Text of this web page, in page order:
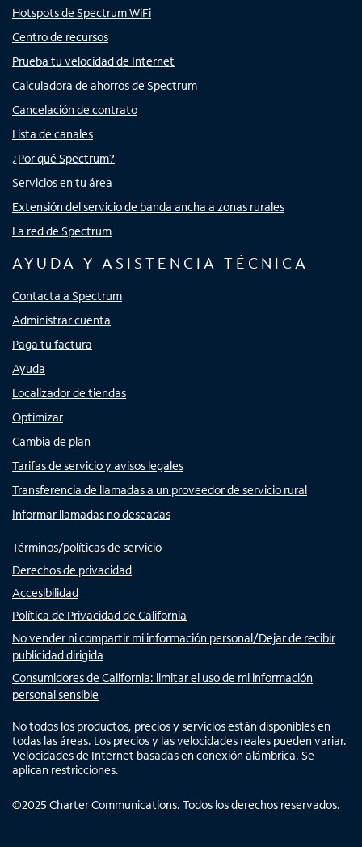
Hotspots de Spectrum WiFi
Centro de recursos
Prueba tu velocidad de Internet
Calculadora de ahorros de Spectrum
Cancelación de contrato
Lista de canales
¿Por qué Spectrum?
Servicios en tu área
Extensión del servicio de banda ancha a zonas rurales
La red de Spectrum
AYUDA Y ASISTENCIA TÉCNICA
Contacta a Spectrum
Administrar cuenta
Paga tu factura
Ayuda
Localizador de tiendas
Optimizar
Cambia de plan
Tarifas de servicio y avisos legales
Transferencia de llamadas a un proveedor de servicio rural
Informar llamadas no deseadas
Términos/políticas de servicio
Derechos de privacidad
Accesibilidad
Política de Privacidad de California
No vender ni compartir mi información personal/Dejar de recibir
publicidad dirigida
Consumidores de California: limitar el uso de mi información
personal sensible
No todos los productos, precios y servicios están disponibles en
todas las áreas. Los precios y las velocidades reales pueden variar.
Velocidades de Internet basadas en conexión alámbrica. Se
aplican restricciones.
©2025 Charter Communications. Todos los derechos reservados.